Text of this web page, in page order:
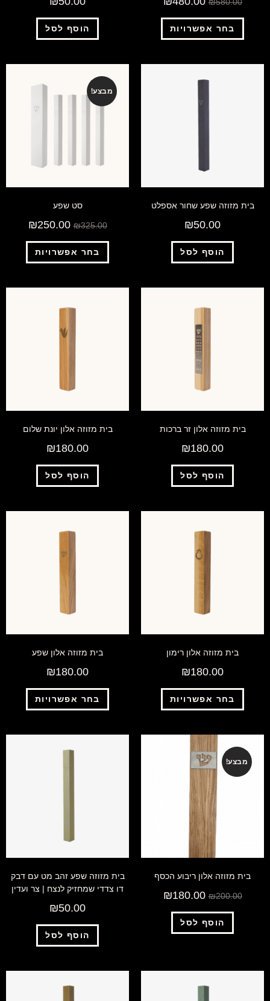
בחר אפשרויות הוסף לסל
בית מזוזה שפע שחור אספלט
₪50.00
הוסף לסל
מבצע!
סט שפע
₪325.00
₪250.00
בחר אפשרויות
בית מזוזה אלון זר ברכות
₪180.00
הוסף לסל
בית מזוזה אלון יונת שלום
₪180.00
הוסף לסל
בית מזוזה אלון רימון
₪180.00
בחר אפשרויות
בית מזוזה אלון שפע
₪180.00
בחר אפשרויות
מבצע!
בית מזוזה אלון ריבוע הכסף
₪200.00
₪180.00
הוסף לסל
בית מזוזה שפע זהב מט עם דבק
דו צדדי שמחזיק לנצח | צר ועדין
₪50.00
הוסף לסל